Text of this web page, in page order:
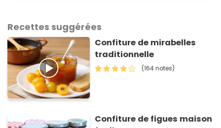
Recettes suggérées
Confiture de mirabelles
traditionnelle
(164 notes)
Confiture de figues maison